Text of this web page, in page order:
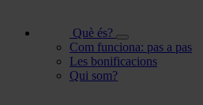
Què és?
Com funciona: pas a pas
Les bonificacions
Qui som?